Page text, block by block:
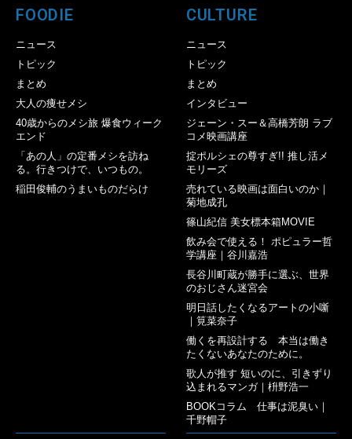
FOODIE
ニュース
トピック
まとめ
大人の痩せメシ
40歳からのメシ旅 爆食ウィーク
エンド
「あの人」の定番メシを訪ね
る。行きつけで、いつもの。
稲田俊輔のうまいものだらけ
CULTURE
ニュース
トピック
まとめ
インタビュー
ジェーン・スー＆高橋芳朗 ラブ
コメ映画講座
掟ポルシェの尊すぎ!! 推し活メ
モリーズ
売れている映画は面白いのか｜
菊地成孔
篠山紀信 美女標本箱MOVIE
飲み会で使える！ ポピュラー哲
学講座｜谷川嘉浩
長谷川町蔵が勝手に選ぶ、世界
のおじさん迷宮会
明日話したくなるアートの小噺
｜筧菜奈子
働くを再設計する 本当は働き
たくないあなたのために。
歌人が推す 短いのに、引きずり
込まれるマンガ｜枡野浩一
BOOKコラム 仕事は泥臭い｜
千野帽子